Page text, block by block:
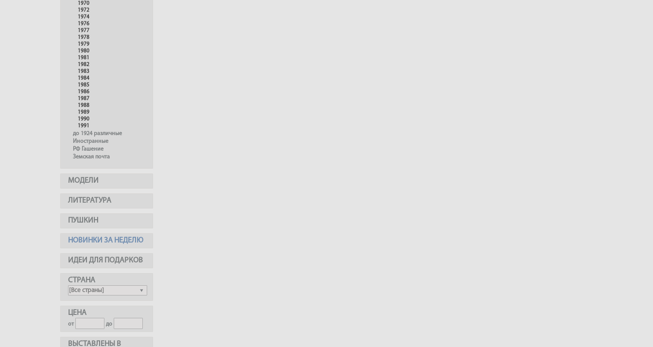
1970
1972
1974
1976
1977
1978
1979
1980
1981
1982
1983
1984
1985
1986
1987
1988
1989
1990
1991
до 1924 различные
Иностранные
РФ Гашение
Земская почта
МОДЕЛИ
ЛИТЕРАТУРА
ПУШКИН
НОВИНКИ ЗА НЕДЕЛЮ
ИДЕИ ДЛЯ ПОДАРКОВ
СТРАНА
ЦЕНА
от до
ВЫСТАВЛЕНЫ В